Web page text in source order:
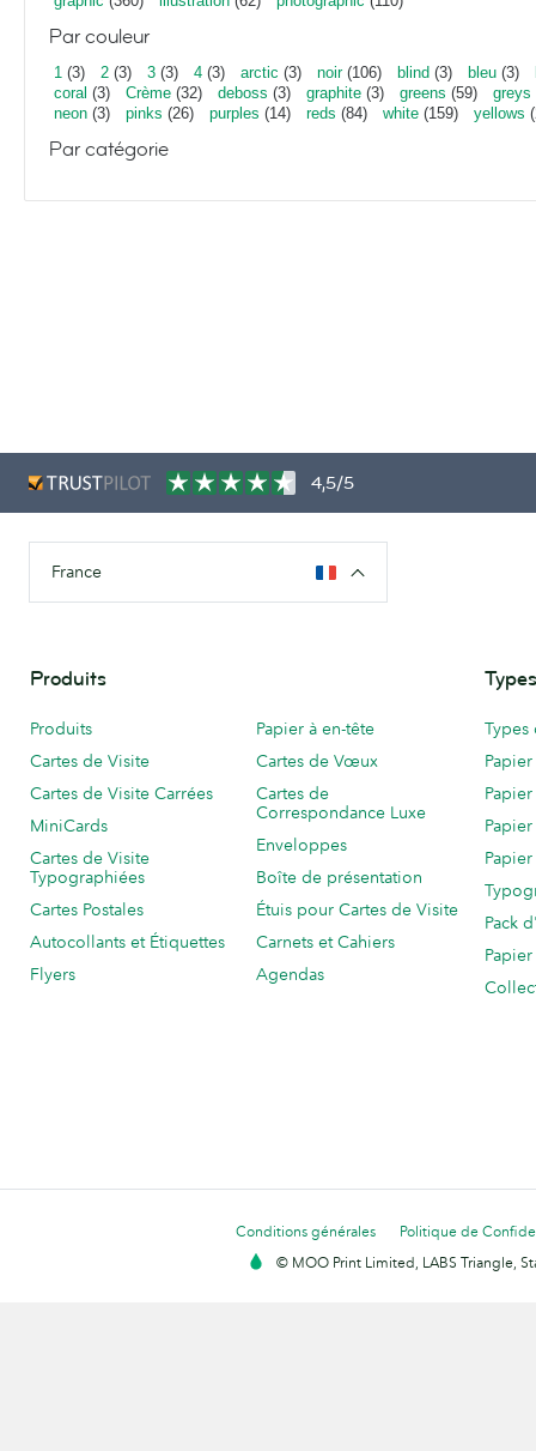
Par couleur
1 (3) 2 (3) 3 (3) 4 (3) arctic (3) noir(106) blind (3) bleu (3)
coral (3) Crème (32) deboss (3) graphite (3) greens (59) greys
neon (3) pinks (26) purples (14) reds (84) white (159) yellows
Par catégorie
4,5/5
France
Produits
Produits
Cartes de Visite
Cartes de Visite Carrées
MiniCards
Cartes de Visite
Typographiées
Cartes Postales
Autocollants et Étiquettes
Flyers
Papier à en-tête
Cartes de Vœux
Cartes de
Correspondance Luxe
Enveloppes
Boîte de présentation
Étuis pour Cartes de Visite
Carnets et Cahiers
Agendas
Pack
Conditions générales
Politique de
© MOO Print Limited, LABS Triangle,